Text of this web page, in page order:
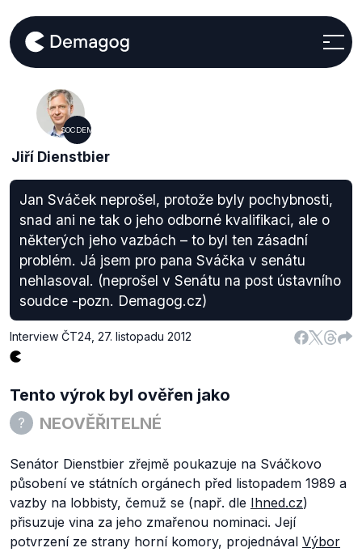
SOCDEM
Jiří Dienstbier
Jan Sváček neprošel, protože byly pochybnosti,
snad ani ne tak o jeho odborné kvalifikaci, ale o
některých jeho vazbách – to byl ten zásadní
problém. Já jsem pro pana Sváčka v senátu
nehlasoval. (neprošel v Senátu na post ústavního
soudce -pozn. Demagog.cz)
Interview ČT24 27. listopadu 2012
Tento výrok byl ověřen jako
NEOVĚŘITELNÉ
Senátor Dienstbier zřejmě poukazuje na Sváčkovo
působení ve státních orgánech před listopadem 1989 a
vazby na lobbisty, čemuž se (např. dle Ihned.cz)
přisuzuje vina za jeho zmařenou nominaci. Její
potvrzení ze strany horní komory, projednával Výbor